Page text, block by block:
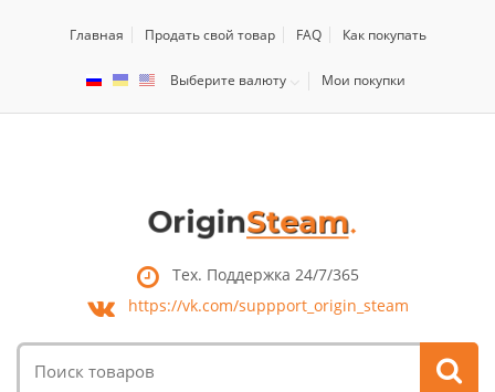
Главная Продать свой товар FAQ Как покупать
Выберите валюту Мои покупки
Тех. Поддержка 24/7/365
https://vk.com/suppport_origin_steam
товаров: